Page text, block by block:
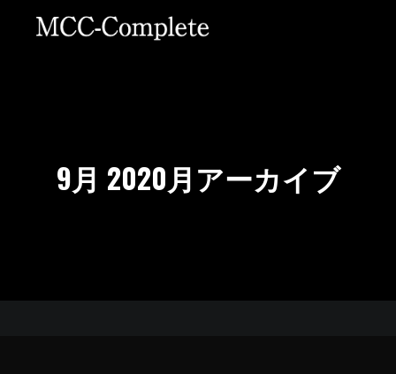
9月 2020月アーカイブ